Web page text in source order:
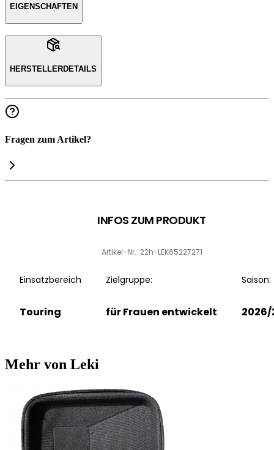
EIGENSCHAFTEN
HERSTELLERDETAILS
Fragen zum Artikel?
INFOS ZUM PRODUKT
Artikel-Nr.: 22h-LEK65227271
Einsatzbereich
Touring
Zielgruppe:
für Frauen entwickelt
Saison:
2026/
Mehr von Leki